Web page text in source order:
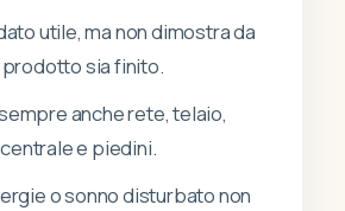
dato utile, ma non dimostra da
prodotto sia finito.
anche rete, telaio,
e piedini.
o sonno disturbato non